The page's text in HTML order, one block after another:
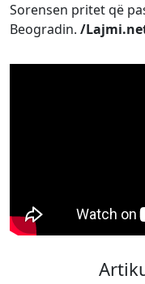
Sorensen pritet që
Beogradin. /